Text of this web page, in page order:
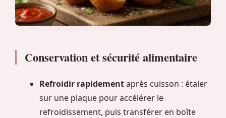
Conservation et sécurité alimentaire
Refroidir rapidementaprès cuisson : étaler
sur une plaque pour accélérer le
refroidissement, puis transférer en boîte